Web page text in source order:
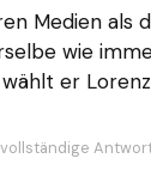
Medien als
wie
er